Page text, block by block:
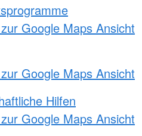
Google Maps Ansicht
Google Maps Ansicht
Hilfen
Google Maps Ansicht